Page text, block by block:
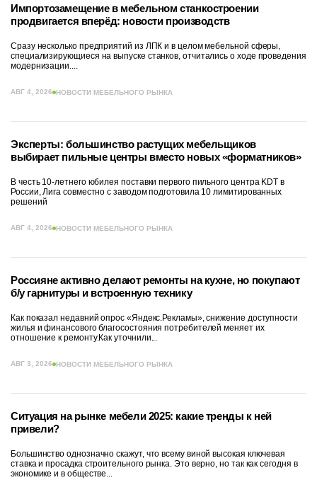
Импортозамещение в мебельном станкостроении
продвигается вперёд: новости производств
Сразу несколько предприятий из ЛПК и в целом мебельной сферы,
специализирующиеся на выпуске станков, отчитались о ходе проведения
модернизации....
АВГ 4, 2026 НОВОСТИ МЕБЕЛЬНОГО РЫНКА
Эксперты: большинство растущих мебельщиков
выбирает пильные центры вместо новых «форматников»
В честь 10-летнего юбилея поставки первого пильного центра KDT в
России, Лига совместно с заводом подготовила 10 лимитированных
решений
АВГ 4, 2026 НОВОСТИ МЕБЕЛЬНОГО РЫНКА
Россияне активно делают ремонты на кухне, но покупают
б/у гарнитуры и встроенную технику
Как показал недавний опрос «Яндекс.Рекламы», снижение доступности
жилья и финансового благосостояния потребителей меняет их
отношение к ремонту.Как уточнили...
АВГ 3, 2026 НОВОСТИ МЕБЕЛЬНОГО РЫНКА
Ситуация на рынке мебели 2025: какие тренды к ней
привели?
Большинство однозначно скажут, что всему виной высокая ключевая
ставка и просадка строительного рынка. Это верно, но так как сегодня в
экономике и в обществе...